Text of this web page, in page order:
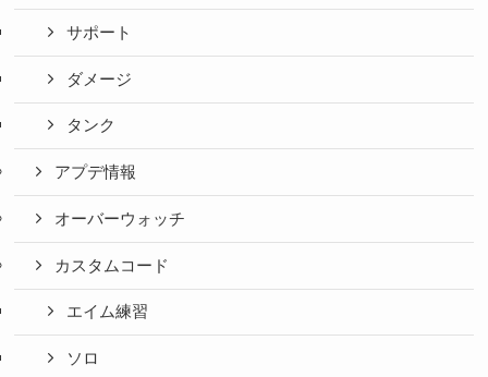
サポート
ダメージ
タンク
アプデ情報
オーバーウォッチ
カスタムコード
エイム練習
ソロ